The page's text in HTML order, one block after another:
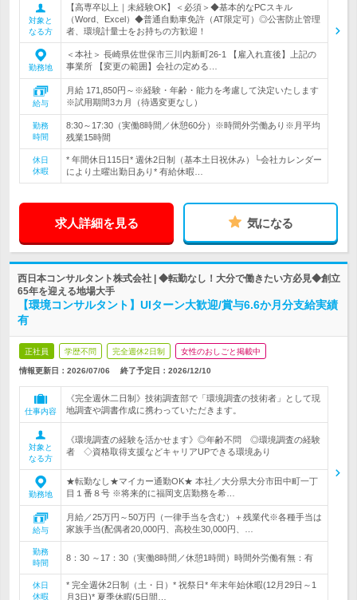
対象と
なる方
【高専卒以上｜未経験OK】＜必須＞◆基本的なPCスキル
（Word、Excel）◆普通自動車免許（AT限定可）◎公害防止管理
者、環境計量士をお持ちの方歓迎！
勤務地
＜本社＞ 長崎県佐世保市三川内新町26-1 【雇入れ直後】上記の
事業所 【変更の範囲】会社の定める…
給与
月給 171,850円～※経験・年齢・能力を考慮して決定いたします
※試用期間3カ月（待遇変更なし）
勤務
時間
8:30～17:30（実働8時間／休憩60分）※時間外労働あり※月平均
残業15時間
休日
休暇
* 年間休日115日* 週休2日制（基本土日祝休み）└会社カレンダー
により土曜出勤日あり* 有給休暇…
求人詳細を見る 気になる
西日本コンサルタント株式会社 | ◆転勤なし！大分で働きたい方必見◆創立
65年を迎える地場大手
【環境コンサルタント】UIターン大歓迎/賞与6.6か月分支給実績
有
正社員 学歴不問 完全週休2日制 女性のおしごと掲載中
情報更新日：2026/07/06 終了予定日： 2026/12/10
仕事内容
《完全週休二日制》技術調査部で「環境調査の技術者」として現
地調査や調書作成に携わっていただきます。
対象と
なる方
《環境調査の経験を活かせます》◎年齢不問 ◎環境調査の経験
者 ◇資格取得支援などキャリアUPできる環境あり
勤務地
★転勤なし★マイカー通勤OK★ 本社／大分県大分市田中町一丁
目１番８号 ※将来的に福岡支店勤務を希…
給与
月給／25万円～50万円（一律手当を含む）＋残業代※各種手当は
家族手当(配偶者20,000円、高校生30,000円、…
勤務
時間
8：30 ～17：30（実働8時間／休憩1時間）時間外労働有無：有
休日
休暇
* 完全週休2日制（土・日）* 祝祭日* 年末年始休暇(12月29日～1
月3日)* 夏季休暇(5日間…